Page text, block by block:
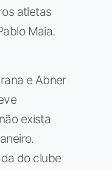
atletas
Maia.
e Abner
exista
do clube